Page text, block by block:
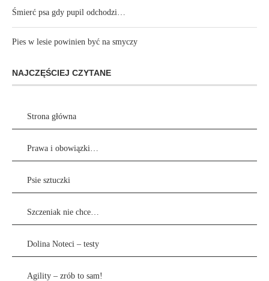
Śmierć psa gdy pupil odchodzi…
Pies w lesie powinien być na smyczy
NAJCZĘŚCIEJ CZYTANE
Strona główna
Prawa i obowiązki…
Psie sztuczki
Szczeniak nie chce…
Dolina Noteci – testy
Agility – zrób to sam!